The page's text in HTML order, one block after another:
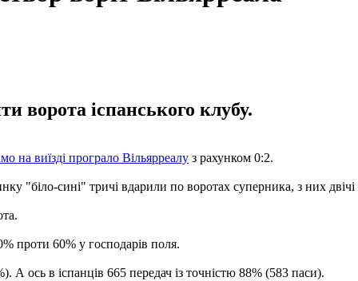
ворота іспанського клубу.
на виїзді програло Вільярреалу з рахунком 0:2.
"біло-сині" тричі вдарили по воротах суперника, з них
проти 60% у господарів поля.
ось в іспанців 665 передач із точністю 88% (583 паси).